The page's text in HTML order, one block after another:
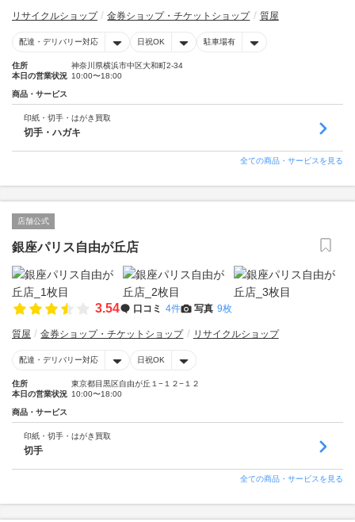
リサイクルショップ 金券ショップ・チケットショップ 質屋
配達・デリバリー対応 日祝OK 駐車場有
住所
神奈川県横浜市中区大和町2-34
本日の営業状況 10:00〜18:00
商品・サービス
印紙・切手・はがき買取
切手・ハガキ
全ての商品・サービスを見る
店舗公式
銀座パリス自由が丘店
3.54 口コミ 4件 写真 9枚
質屋 金券ショップ・チケットショップ リサイクルショップ
配達・デリバリー対応 日祝OK
住所
東京都目黒区自由が丘１−１２−１２
本日の営業状況 10:00〜18:00
商品・サービス
印紙・切手・はがき買取
切手
全ての商品・サービスを見る